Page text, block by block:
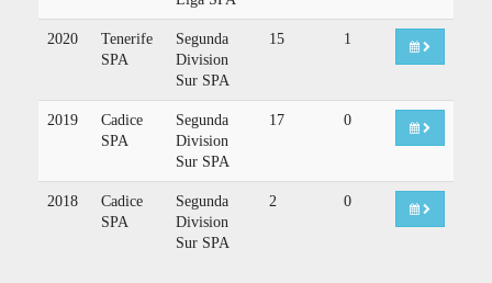
2020
Tenerife
SPA
Segunda
Division
Sur SPA
15 1
2019
Cadice
SPA
Segunda
Division
Sur SPA
17 0
2018
Cadice
SPA
Segunda
Division
Sur SPA
2 0